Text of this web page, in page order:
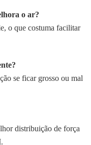
o ar?
o que costuma facilitar
se ficar grosso ou mal
distribuição de força